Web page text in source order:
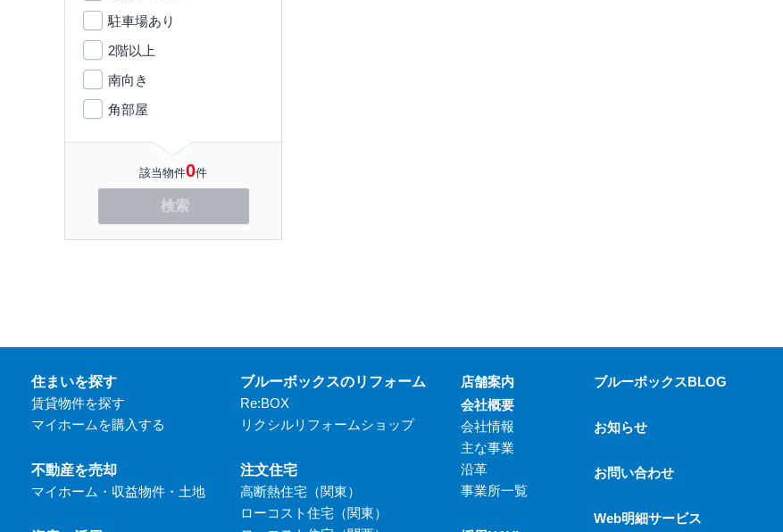
駐車場あり
2階以上
南向き
角部屋
該当物件0件
検索
住まいを探す
賃貸物件を探す
マイホームを購入する
不動産を売却
マイホーム・収益物件・土地
ブルーボックスのリフォーム
Re:BOX
リクシルリフォームショップ
注文住宅
高断熱住宅（関東）
ローコスト住宅（関東）
店舗案内
会社概要
会社情報
主な事業
沿革
事業所一覧
ブルーボックスBLOG
お知らせ
お問い合わせ
Web明細サービス